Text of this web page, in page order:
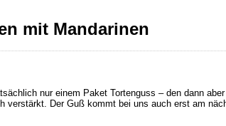
mit Mandarinen
nur einem Paket Tortenguss – den dann
verstärkt. Der Guß kommt bei uns auch erst am